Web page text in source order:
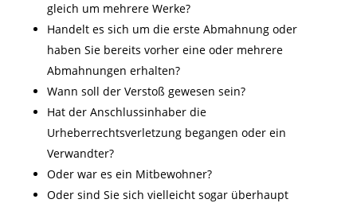
gleich um mehrere Werke?
Handelt es sich um die erste Abmahnung oder
haben Sie bereits vorher eine oder mehrere
Abmahnungen erhalten?
Wann soll der Verstoß gewesen sein?
Hat der Anschlussinhaber die
Urheberrechtsverletzung begangen oder ein
Verwandter?
Oder war es ein Mitbewohner?
Oder sind Sie sich vielleicht sogar überhaupt